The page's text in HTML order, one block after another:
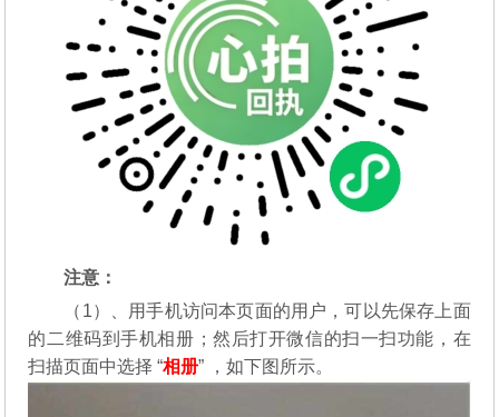
注意：
（1）、用手机访问本页面的用户，可以先保存上面
的二维码到手机相册；然后打开微信的扫一扫功能，在
扫描页面中选择 “相册” ，如下图所示。